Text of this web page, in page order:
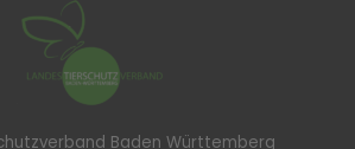
Baden Württemberg